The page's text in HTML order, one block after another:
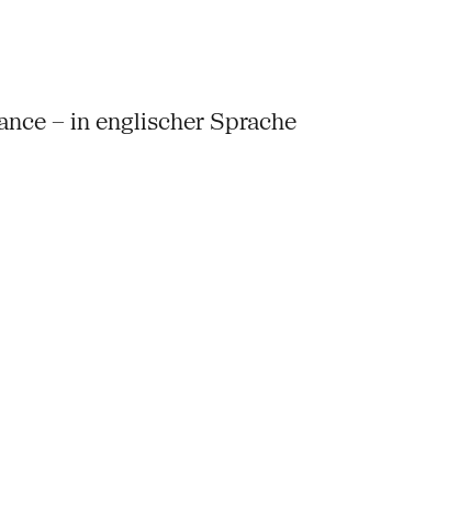
– in englischer Sprache